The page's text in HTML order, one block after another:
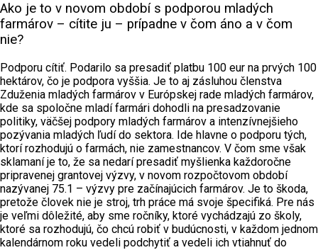
Ako je to v novom období s podporou mladých
farmárov – cítite ju – prípadne v čom áno a v čom
nie?
Podporu cítiť. Podarilo sa presadiť platbu 100 eur na prvých 100
hektárov, čo je podpora vyššia. Je to aj zásluhou členstva
Zduženia mladých farmárov v Európskej rade mladých farmárov,
kde sa spoločne mladí farmári dohodli na presadzovanie
politiky, väčšej podpory mladých farmárov a intenzívnejšieho
pozývania mladých ľudí do sektora. Ide hlavne o podporu tých,
ktorí rozhodujú o farmách, nie zamestnancov. V čom sme však
sklamaní je to, že sa nedarí presadiť myšlienka každoročne
pripravenej grantovej výzvy, v novom rozpočtovom období
nazývanej 75.1 – výzvy pre začínajúcich farmárov. Je to škoda,
pretože človek nie je stroj, trh práce má svoje špecifiká. Pre nás
je veľmi dôležité, aby sme ročníky, ktoré vychádzajú zo školy,
ktoré sa rozhodujú, čo chcú robiť v budúcnosti, v každom jednom
kalendárnom roku vedeli podchytiť a vedeli ich vtiahnuť do